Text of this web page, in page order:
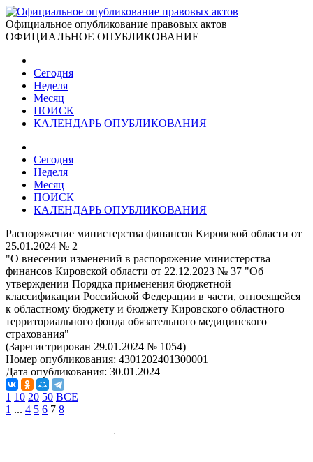
Официальное опубликование правовых актов
ОФИЦИАЛЬНОЕ ОПУБЛИКОВАНИЕ
Сегодня
Неделя
Месяц
ПОИСК
КАЛЕНДАРЬ ОПУБЛИКОВАНИЯ
Сегодня
Неделя
Месяц
ПОИСК
КАЛЕНДАРЬ ОПУБЛИКОВАНИЯ
Распоряжение министерства финансов Кировской области от
25.01.2024 № 2
"О внесении изменений в распоряжение министерства
финансов Кировской области от 22.12.2023 № 37 "Об
утверждении Порядка применения бюджетной
классификации Российской Федерации в части, относящейся
к областному бюджету и бюджету Кировского областного
территориального фонда обязательного медицинского
страхования"
(Зарегистрирован 29.01.2024 № 1054)
Номер опубликования: 4301202401300001
Дата опубликования: 30.01.2024
1 10 20 50 ВСЕ
1 ... 4 5 6 7 8